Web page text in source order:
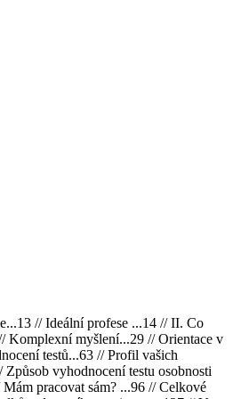
// Ideální profese ...14 // II. Co
Komplexní myšlení...29 // Orientace v
testů...63 // Profil vašich
vyhodnocení testu osobnosti
pracovat sám? ...96 // Celkové